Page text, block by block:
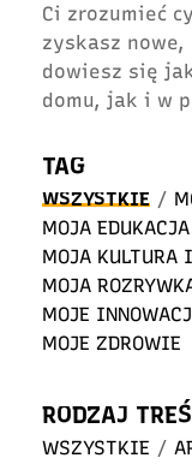
Ci zrozumieć
zyskasz
dowiesz się
domu, jak i w
TAG
WSZYSTKIE /
MOJA EDUKACJA
MOJA KULTURA
MOJA
MOJE
MOJE ZDROWIE
RODZAJ
WSZYSTKIE /